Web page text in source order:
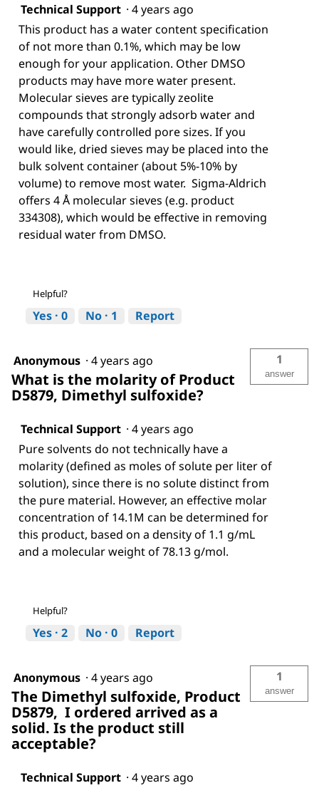
Technical Support · 4 years ago
This product has a water content specification
of not more than 0.1%, which may be low
enough for your application. Other DMSO
products may have more water present.
Molecular sieves are typically zeolite
compounds that strongly adsorb water and
have carefully controlled pore sizes. If you
would like, dried sieves may be placed into the
bulk solvent container (about 5%-10% by
volume) to remove most water. Sigma-Aldrich
offers 4 Å molecular sieves (e.g. product
334308), which would be effective in removing
residual water from DMSO.
Helpful?
Yes · 0 No · 1 Report
Anonymous · 4 years ago
What is the molarity of Product
D5879, Dimethyl sulfoxide?
1
answer
Technical Support · 4 years ago
Pure solvents do not technically have a
molarity (defined as moles of solute per liter of
solution), since there is no solute distinct from
the pure material. However, an effective molar
concentration of 14.1M can be determined for
this product, based on a density of 1.1 g/mL
and a molecular weight of 78.13 g/mol.
Helpful?
Yes · 2 No · 0 Report
Anonymous · 4 years ago
The Dimethyl sulfoxide, Product
D5879, I ordered arrived as a
solid. Is the product still
acceptable?
1
answer
Technical Support · 4 years ago